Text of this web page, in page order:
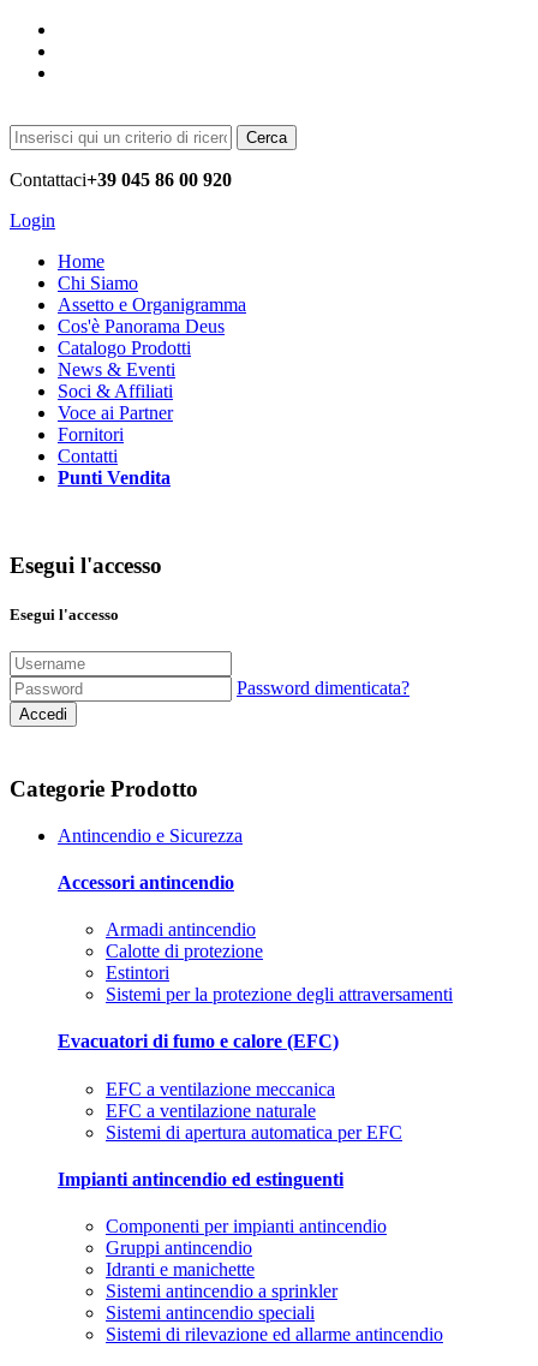
Cerca
Contattaci+39 045 86 00 920
Login
Home
Chi Siamo
Assetto e Organigramma
Cos'è Panorama Deus
Catalogo Prodotti
News & Eventi
Soci & Affiliati
Voce ai Partner
Fornitori
Contatti
Punti Vendita
Esegui l'accesso
Esegui l'accesso
Password dimenticata?
Accedi
Categorie Prodotto
Antincendio e Sicurezza
Accessori antincendio
Armadi antincendio
Calotte di protezione
Estintori
Sistemi per la protezione degli attraversamenti
Evacuatori di fumo e calore (EFC)
EFC a ventilazione meccanica
EFC a ventilazione naturale
Sistemi di apertura automatica per EFC
Impianti antincendio ed estinguenti
Componenti per impianti antincendio
Gruppi antincendio
Idranti e manichette
Sistemi antincendio a sprinkler
Sistemi antincendio speciali
Sistemi di rilevazione ed allarme antincendio